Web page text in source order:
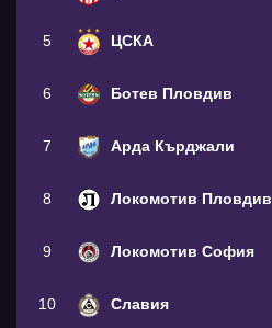
5 ЦСКА
6 Ботев Пловдив
7 Арда Кърджали
8 Локомотив Пловдив
9 Локомотив София
10 Славия